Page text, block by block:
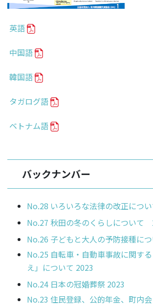
英語
中国語
韓国語
タガログ語
ベトナム語
バックナンバー
No.28 いろいろな法律の改正につ
No.27 秋田の冬のくらしについて
No.26 子どもと大人の予防接種に
No.25 自転車・自動車事故に関す
え」について 2023
No.24 日本の冠婚葬祭 2023
No.23 住民登録、公的年金、町内